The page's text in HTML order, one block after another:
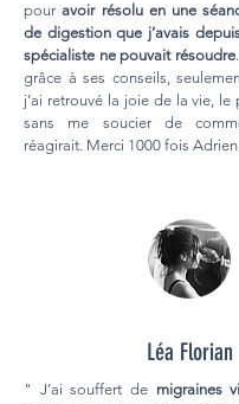
pouravoir résolu en une
de digestion que j’avais
spécialiste ne pouvait résoudre
grâce à ses conseils,
j’ai retrouvé la joie de la vie,
sans me soucier de
réagirait. Merci 1000 fois
Léa Florian
" J’ai souffert de migraines